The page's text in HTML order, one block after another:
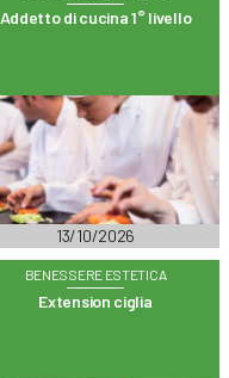
Addetto di cucina 1° livello
13/10/2026
BENESSERE ESTETICA
Extension ciglia